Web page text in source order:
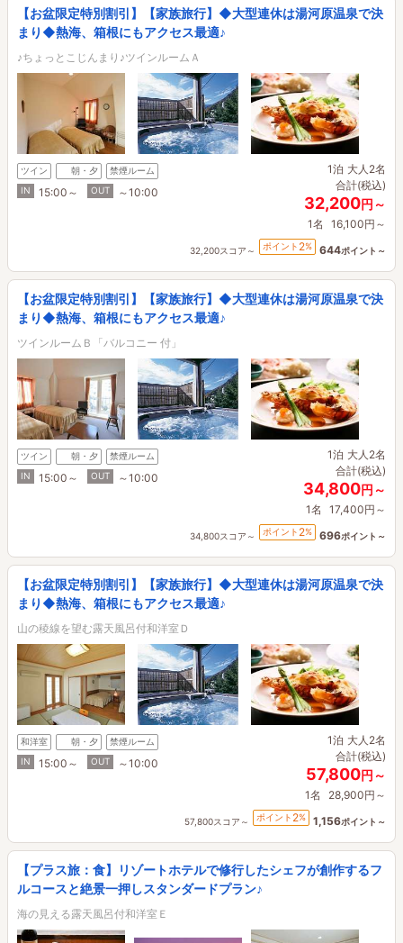
【お盆限定特別割引】【家族旅行】◆大型連休は湯河原温泉で決
まり◆熱海、箱根にもアクセス最適♪
♪ちょっとこじんまり♪ツインルームＡ
ツイン 朝・夕
禁煙ルーム
IN
15:00～ OUT ～10:00
1泊 大人2名
合計(税込)
32,200円～
1名 16,100円～
32,200スコア～ ポイント 2% 644ポイント～
【お盆限定特別割引】【家族旅行】◆大型連休は湯河原温泉で決
まり◆熱海、箱根にもアクセス最適♪
ツインルームＢ「バルコニー 付」
ツイン 朝・夕
禁煙ルーム
IN
15:00～ OUT ～10:00
1泊 大人2名
合計(税込)
34,800円～
1名 17,400円～
34,800スコア～ ポイント 2% 696ポイント～
【お盆限定特別割引】【家族旅行】◆大型連休は湯河原温泉で決
まり◆熱海、箱根にもアクセス最適♪
山の稜線を望む露天風呂付和洋室Ｄ
和洋室 朝・夕
禁煙ルーム
IN
15:00～ OUT ～10:00
1泊 大人2名
合計(税込)
57,800円～
1名 28,900円～
57,800スコア～ ポイント 2% 1,156ポイント～
【プラス旅：食】リゾートホテルで修行したシェフが創作するフ
ルコースと絶景一押しスタンダードプラン♪
海の見える露天風呂付和洋室Ｅ